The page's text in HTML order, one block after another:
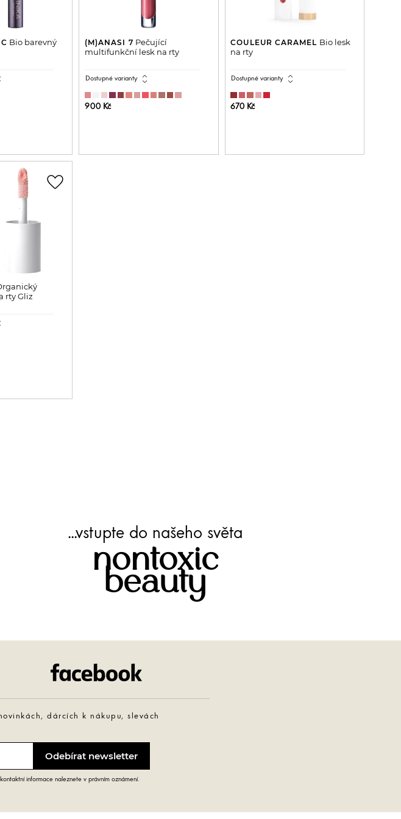
Bio barevný
(M)ANASI 7 Pečující
multifunkční lesk na rty
Dostupné varianty expand_all
900 Kč
COULEUR CARAMEL Bio lesk
na rty
Dostupné varianty expand_all
670 Kč
rty Gliz
favorite_border
...vstupte do našeho světa
nontoxic
beauty
dárcích k nákupu, slevách
informace naleznete v právním oznámení.